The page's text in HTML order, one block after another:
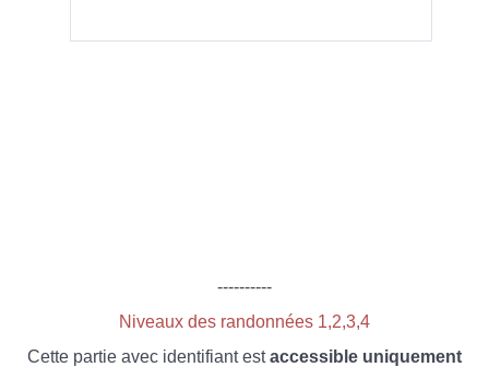
----------
Niveaux des randonnées 1,2,3,4
Cette partie avec identifiant estaccessible uniquement